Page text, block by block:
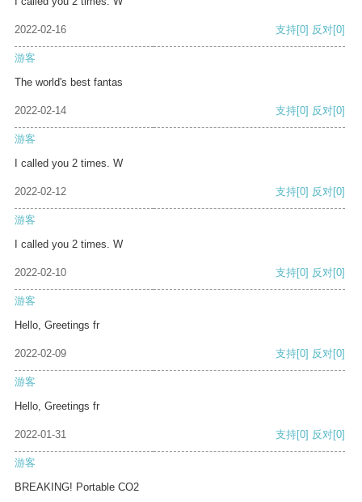
2022-02-16 支持[0] 反对[0]
游客
The world's best fantas
2022-02-14 支持[0] 反对[0]
游客
I called you 2 times. W
2022-02-12 支持[0] 反对[0]
游客
I called you 2 times. W
2022-02-10 支持[0] 反对[0]
游客
Hello, Greetings fr
2022-02-09 支持[0] 反对[0]
游客
Hello, Greetings fr
2022-01-31 支持[0] 反对[0]
游客
BREAKING! Portable CO2